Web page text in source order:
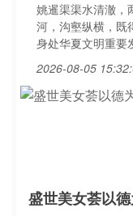
姚暹渠渠水清澈，
河，沟壑纵横，既
身处华夏文明重要
2026-08-05
盛世美女荟以